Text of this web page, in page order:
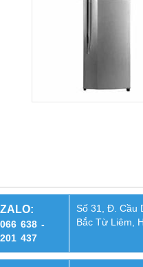
638 -
437
Số 31, Đ. Cầu
Bắc Từ Liêm,